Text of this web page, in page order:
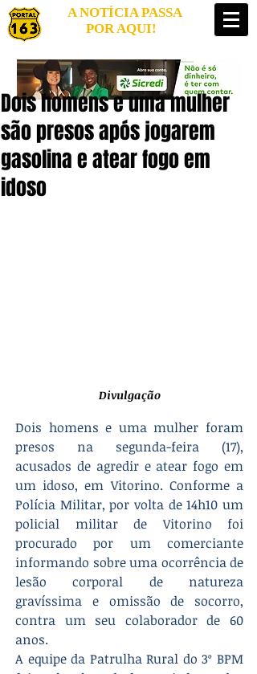
A NOTÍCIA PASSA
POR AQUI!
Dois homens e uma mulher
são presos após jogarem
gasolina e atear fogo em
idoso
Divulgação
Dois homens e uma mulher foram
presos na segunda-feira (17),
acusados de agredir e atear fogo em
um idoso, em Vitorino. Conforme a
Polícia Militar, por volta de 14h10 um
policial militar de Vitorino foi
procurado por um comerciante
informando sobre uma ocorrência de
lesão corporal de natureza
gravíssima e omissão de socorro,
contra um seu colaborador de 60
anos.
A equipe da Patrulha Rural do 3º BPM